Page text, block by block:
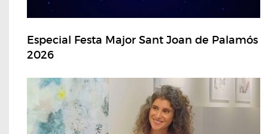
Especial Festa Major Sant Joan de Palamós
2026